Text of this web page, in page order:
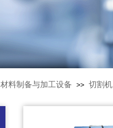
材料制备与加工设备 >> 切割机